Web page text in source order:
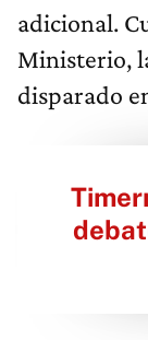
adicional.
Ministerio,
disparado